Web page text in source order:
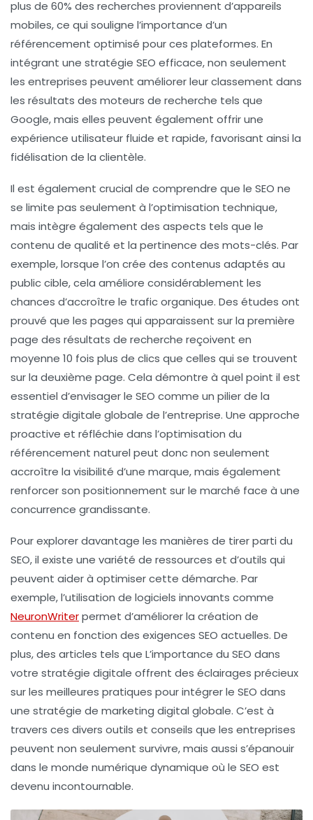
plus de 60% des recherches proviennent d’appareils
mobiles, ce qui souligne l’importance d’un
référencement optimisé pour ces plateformes. En
intégrant une stratégie SEO efficace, non seulement
les entreprises peuvent améliorer leurclassement dans
les résultats des moteurs de recherche tels que
Google, mais elles peuvent également offrir une
expérience utilisateur fluide et rapide, favorisant ainsi la
fidélisation de la clientèle.
Il est également crucial de comprendre que le SEO ne
se limite pas seulement à l’optimisation technique,
mais intègre également des aspects tels que le
contenu de qualité et la pertinence des mots-clés. Par
exemple, lorsque l’on crée des contenus adaptés au
public cible, cela améliore considérablement les
chances d’accroître le trafic organique. Des études ont
prouvé que les pages qui apparaissent sur la première
page des résultats de recherche reçoivent en
moyenne 10 fois plus de clics que celles qui se trouvent
sur la deuxième page. Cela démontre à quel point il est
essentiel d’envisager le SEO comme un pilier de la
stratégie digitale globale de l’entreprise. Une approche
proactive et réfléchie dans l’optimisation du
référencement naturel peut donc non seulement
accroître la visibilité d’une marque, mais également
renforcer son positionnement sur le marché face à une
concurrence grandissante.
Pour explorer davantage les manières de tirer parti du
SEO, il existe une variété de ressources et d’outils qui
peuvent aider à optimiser cette démarche. Par
exemple, l’utilisation de logiciels innovants comme
NeuronWriterpermet d’améliorer la création de
contenu en fonction des exigences SEO actuelles. De
plus, des articles tels que L’importance du SEO dans
votre stratégie digitale offrent des éclairages précieux
sur les meilleures pratiques pour intégrer le SEO dans
une stratégie de marketing digital globale. C’est à
travers ces divers outils et conseils que les entreprises
peuvent non seulement survivre, mais aussi s’épanouir
dans le monde numérique dynamique où le SEO est
devenu incontournable.